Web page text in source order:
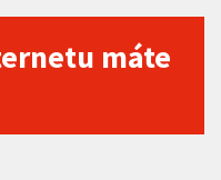
máte